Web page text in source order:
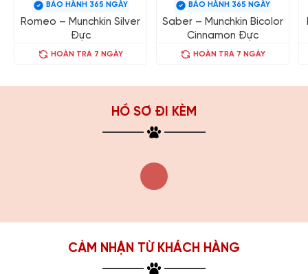
BẢO HÀNH 365 NGÀY
Romeo – Munchkin Silver
Đực
HOÀN TRẢ 7 NGÀY
BẢO HÀNH 365 NGÀY
Saber – Munchkin Bicolor
Cinnamon Đực
HOÀN TRẢ 7 NGÀY
HỒ SƠ ĐI KÈM
CẢM NHẬN TỪ KHÁCH HÀNG